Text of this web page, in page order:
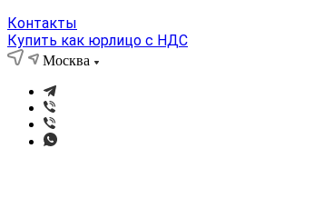
Контакты
Купить как юрлицо с НДС
Москва